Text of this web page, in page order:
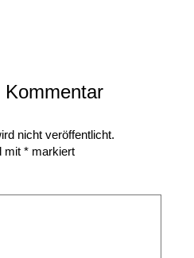
Kommentar
nicht veröffentlicht.
mit* markiert